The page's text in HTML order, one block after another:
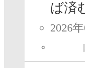
ば済
2026